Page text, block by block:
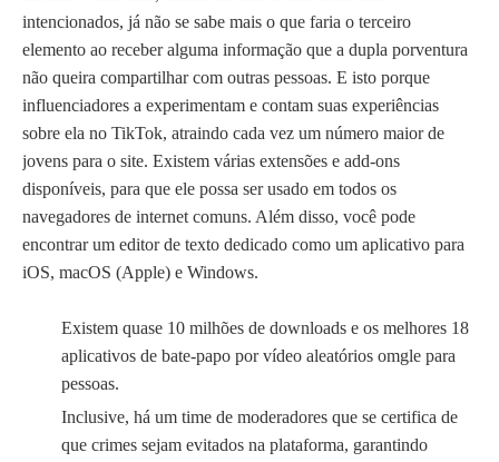
intencionados, já não se sabe mais o que faria o terceiro
elemento ao receber alguma informação que a dupla porventura
não queira compartilhar com outras pessoas. E isto porque
influenciadores a experimentam e contam suas experiências
sobre ela no TikTok, atraindo cada vez um número maior de
jovens para o site. Existem várias extensões e add-ons
disponíveis, para que ele possa ser usado em todos os
navegadores de internet comuns. Além disso, você pode
encontrar um editor de texto dedicado como um aplicativo para
iOS, macOS (Apple) e Windows.
Existem quase 10 milhões de downloads e os melhores 18
aplicativos de bate-papo por vídeo aleatórios omgle para
pessoas.
Inclusive, há um time de moderadores que se certifica de
que crimes sejam evitados na plataforma, garantindo